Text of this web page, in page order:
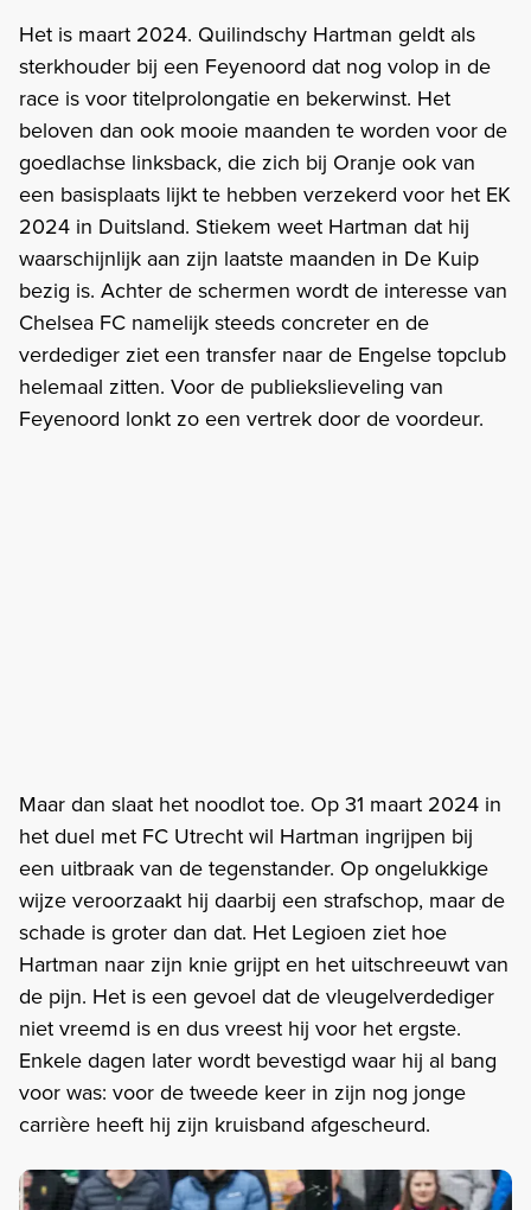
Het is maart 2024. Quilindschy Hartman geldt als
sterkhouder bij een Feyenoord dat nog volop in de
race is voor titelprolongatie en bekerwinst. Het
beloven dan ook mooie maanden te worden voor de
goedlachse linksback, die zich bij Oranje ook van
een basisplaats lijkt te hebben verzekerd voor het EK
2024 in Duitsland. Stiekem weet Hartman dat hij
waarschijnlijk aan zijn laatste maanden in De Kuip
bezig is. Achter de schermen wordt de interesse van
Chelsea FC namelijk steeds concreter en de
verdediger ziet een transfer naar de Engelse topclub
helemaal zitten. Voor de publiekslieveling van
Feyenoord lonkt zo een vertrek door de voordeur.
Maar dan slaat het noodlot toe. Op 31 maart 2024 in
het duel met FC Utrecht wil Hartman ingrijpen bij
een uitbraak van de tegenstander. Op ongelukkige
wijze veroorzaakt hij daarbij een strafschop, maar de
schade is groter dan dat. Het Legioen ziet hoe
Hartman naar zijn knie grijpt en het uitschreeuwt van
de pijn. Het is een gevoel dat de vleugelverdediger
niet vreemd is en dus vreest hij voor het ergste.
Enkele dagen later wordt bevestigd waar hij al bang
voor was: voor de tweede keer in zijn nog jonge
carrière heeft hij zijn kruisband afgescheurd.